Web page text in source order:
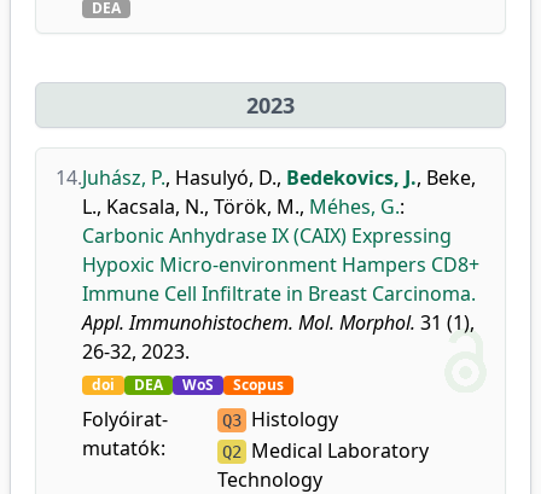
DEA
2023
14.Juhász, P., Hasulyó, D., Bedekovics, J., Beke,
L., Kacsala, N., Török, M., Méhes, G.:
Carbonic Anhydrase IX (CAIX) Expressing
Hypoxic Micro-environment Hampers CD8+
Immune Cell Infiltrate in Breast Carcinoma.
Appl. Immunohistochem. Mol. Morphol. 31 (1),
26-32, 2023.
doi DEA WoS Scopus
Folyóirat-
mutatók:
Q3 Histology
Q2 Medical Laboratory
Technology